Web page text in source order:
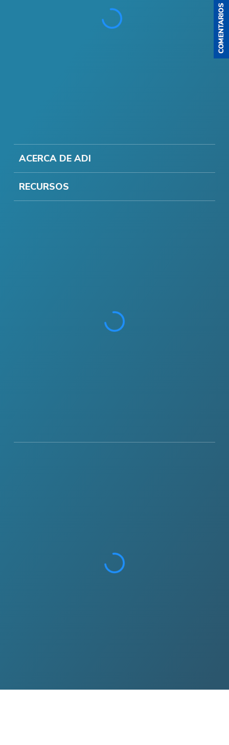
ACERCA DE ADI
RECURSOS